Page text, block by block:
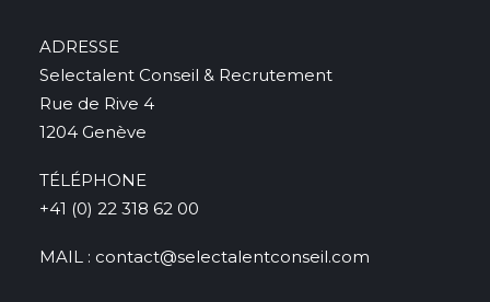
ADRESSE
Selectalent Conseil & Recrutement
Rue de Rive 4
1204 Genève
TÉLÉPHONE
+41 (0) 22 318 62 00
MAIL : contact@selectalentconseil.com